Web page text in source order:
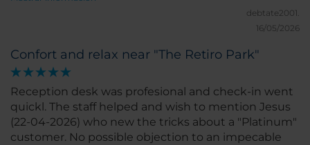
debtate2001.
16/05/2026
Confort and relax near "The Retiro Park"
Reception desk was profesional and check-in went
quickl. The staff helped and wish to mention Jesus
(22-04-2026) who new the tricks about a "Platinum"
customer. No possible objection to an impecable